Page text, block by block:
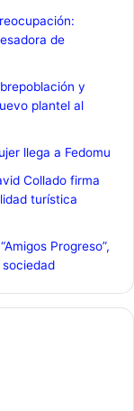
de
y
plantel al
llega a Fedomu
Collado firma
turística
Progreso”,